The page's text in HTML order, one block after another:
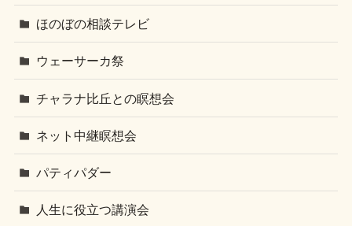
ほのぼの相談テレビ
ウェーサーカ祭
チャラナ比丘との瞑想会
ネット中継瞑想会
パティパダー
人生に役立つ講演会